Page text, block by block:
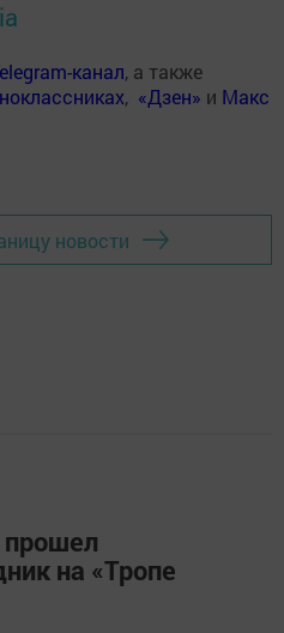
канал, а также
, «Дзен» и Макс
новости
на «Тропе